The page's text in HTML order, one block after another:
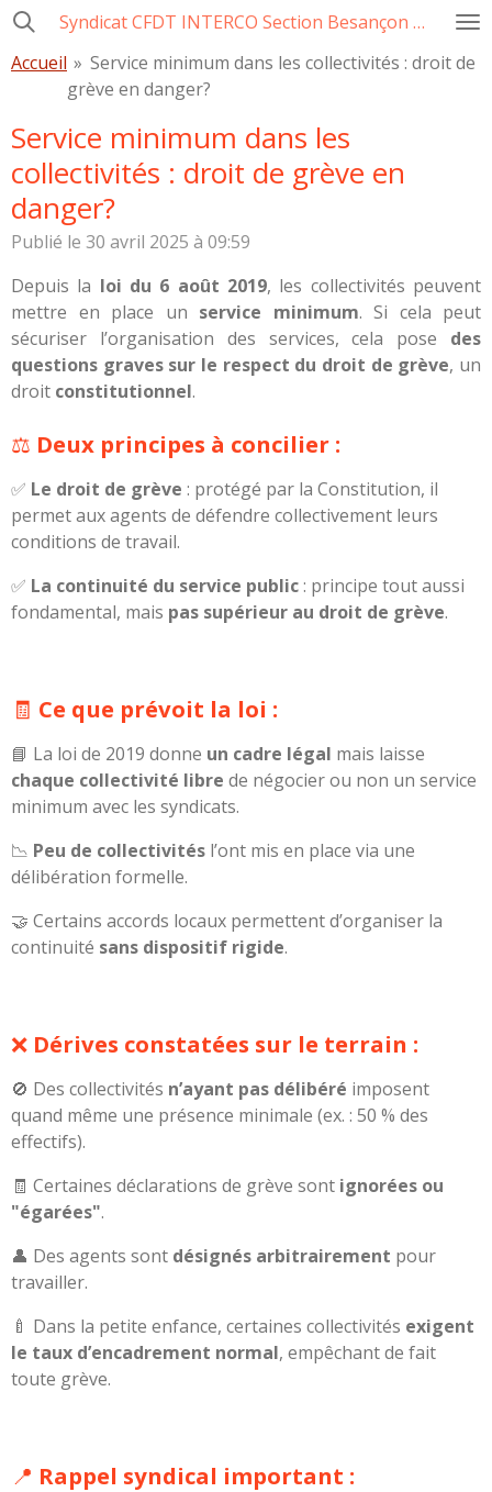
Passer
contenu
principal
Syndicat CFDT INTERCO Section Besançon Ville-CCAS-GBM
Accueil » Service minimum dans les collectivités : droit de
grève en danger?
Service minimum dans les
collectivités : droit de grève en
danger?
Publié le 30 avril 2025 à 09:59
Depuis la loi du 6 août 2019, les collectivités peuvent
mettre en place un service minimum. Si cela peut
sécuriser l’organisation des services, cela pose des
questions graves sur le respect du droit de grève, un
droit constitutionnel.
⚖️ Deux principes à concilier :
✅ Le droit de grève : protégé par la Constitution, il
permet aux agents de défendre collectivement leurs
conditions de travail.
✅ La continuité du service public: principe tout aussi
fondamental, mais pas supérieur au droit de grève.
🧾 Ce que prévoit la loi :
📘 La loi de 2019 donne un cadre légal mais laisse
chaque collectivité libre de négocier ou non un service
minimum avec les syndicats.
📉 Peu de collectivités l’ont mis en place via une
délibération formelle.
🤝 Certains accords locaux permettent d’organiser la
continuité sans dispositif rigide.
❌ Dérives constatées sur le terrain :
🚫 Des collectivités n’ayant pas délibéré imposent
quand même une présence minimale (ex. : 50 % des
effectifs).
🧾 Certaines déclarations de grève sont ignorées ou
"égarées".
👤 Des agents sont désignés arbitrairement pour
travailler.
🍼 Dans la petite enfance, certaines collectivités exigent
le taux d’encadrement normal, empêchant de fait
toute grève.
📍 Rappel syndical important :